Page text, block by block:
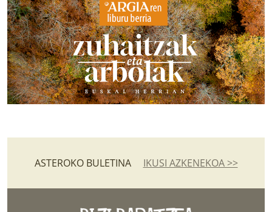
ASTEROKO BULETINA IKUSI AZKENEKOA >>